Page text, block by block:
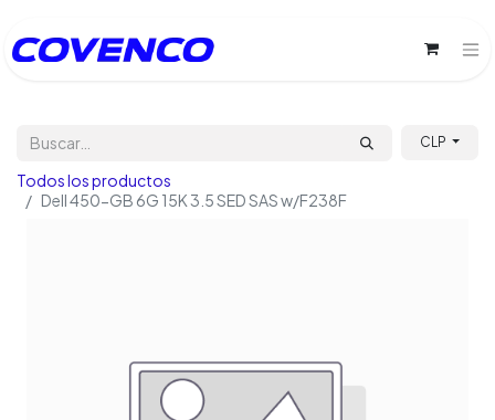
CLP
Todos los productos
Dell 450-GB 6G 15K 3.5 SED SAS w/F238F